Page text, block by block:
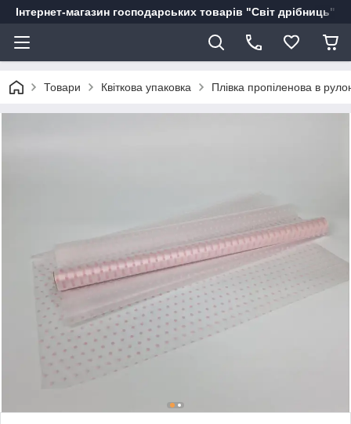
Інтернет-магазин господарських товарів "Світ дрібниць"
Товари Квіткова упаковка Плівка пропіленова в